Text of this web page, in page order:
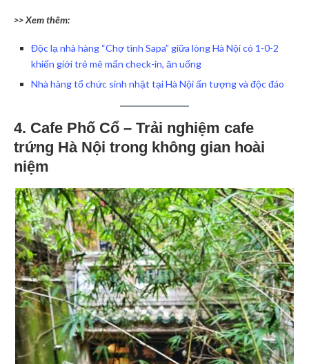
>> Xem thêm:
Độc lạ nhà hàng “Chợ tình Sapa” giữa lòng Hà Nội có 1-0-2
khiến giới trẻ mê mẩn check-in, ăn uống
Nhà hàng tổ chức sinh nhật tại Hà Nội ấn tượng và độc đáo
4. Cafe Phố Cổ – Trải nghiệm cafe
trứng Hà Nội trong không gian hoài
niệm